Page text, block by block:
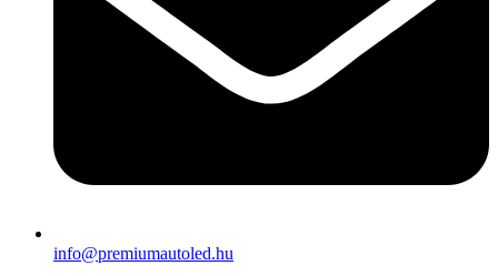
info@premiumautoled.hu